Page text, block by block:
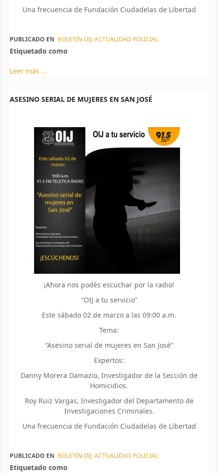
Una frecuencia de Fundación Ciudadelas de Libertad
PUBLICADO EN BOLETÍN OIJ: ACTUALIDAD POLICIAL
Etiquetado como
Leer más ...
ASESINO SERIAL DE MUJERES EN SAN JOSÉ
¡Ahora nos podés escuchar por la radio!
“OIJ a tu servicio”
Este sábado 02 de marzo a las 09:00 a.m.
Tema:
“Asesino serial de mujeres en San José”
Expertos:
Danny Morera Damazio, Investigador de la Sección de
Homicidios.
Roy Ruiz Vargas, Investigador del Departamento de
Investigaciones Criminales.
Una frecuencia de Fundación Ciudadelas de Libertad
PUBLICADO EN BOLETÍN OIJ: ACTUALIDAD POLICIAL
Etiquetado como